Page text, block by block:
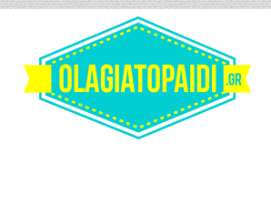
content